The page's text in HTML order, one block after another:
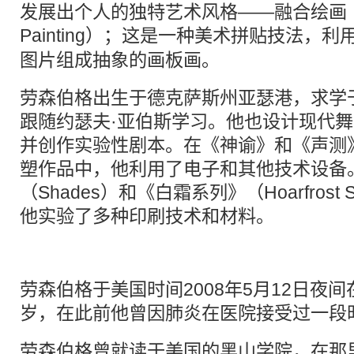
发展出个人的独特艺术风格——融合绘画
Painting）；这是一种美术拼贴技法，利
图片组成抽象的画板画。
劳森伯格出生于德克萨斯州亚瑟港，求
跟随约瑟夫·亚伯斯学习。他也设计现代
并创作实验性剧本。在《神谕》和《声
塑作品中，他利用了电子和其他技术设备
（Shades）和《白霜系列》（Hoarfrost
他实验了多种印刷技术和材料。
劳森伯格于美国时间2008年5月12日夜间
岁，在此前他曾因肺炎在医院接受过一段